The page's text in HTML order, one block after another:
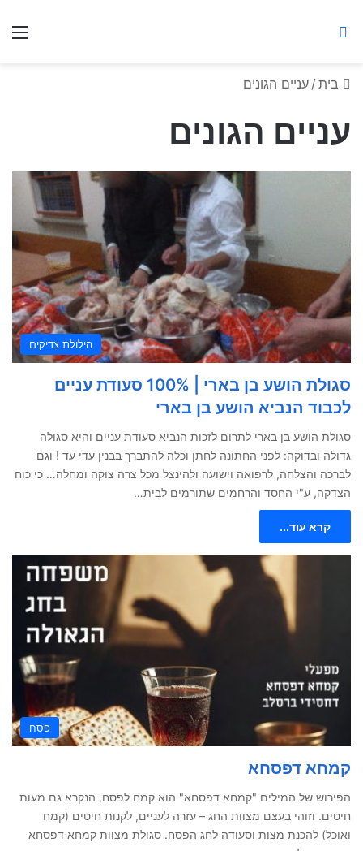
בית / עניים הגונים
עניים הגונים
הילולת צדיקים
סגולת הושע בן בארי | 100% סעודת עניים
לכבוד הנביא הושע בן בארי
סגולת הושע בן בארי לתרום לזכות הנביא סעודת עניים והיא סגולה
גדולה ובדוקה: לפני החתונה לחתן וכלה להתברך בבנין עדי עד ! וגם
לברכה והצלחה, לרפואה וישועה ולהינצל מכל צרה צוקה ומחלה… כי כוח
הצדקה, ע"י החסד והרחמים שתורמים לבית…
קרא עוד...
פסח
קמחא דפסחא
הפירוש של המילים "קמחא דפסחא" הוא קמח לפסח, הנקרא גם מעות
חיטים. וזוהי בעצם מצוות החג – עזרה לעניים, לקנות חיטים (קמח
ואוכל) להכנת מצות וסעודה לחג הפסח. סגולת מצוות קמחא דפסחא